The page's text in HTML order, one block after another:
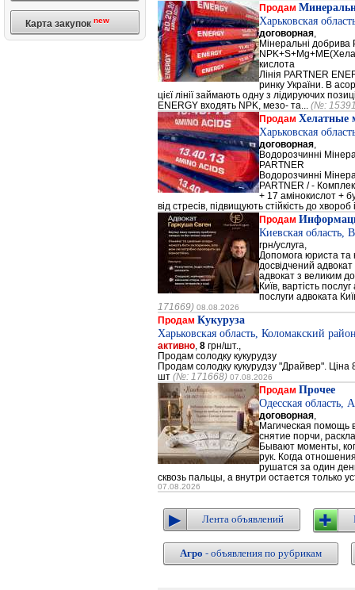
Карта закупок new
Продам
Харьковская
договорная
Мінеральні добрива
кислота
Лінія PARTNER
ринку України. В
цієї лінії займають одну з лідируючих
ENERGY входять NPK, мезо- та... (№:
Продам Хелатные
Харьковская
договорная
Водорозчинні
PARTNER
Водорозчинні
PARTNER / -
+ 17 амінокислот +
від стресів, підвищують стійкість до хвороб
Продам
Киевская область,
грн/услуга,
Допомога юриста та
досвідчений
адвокат з великим
Київ, вартість
послуги адвоката
171669) 08.08.2026
Продам Кукуруза
Харьковская область, Коломакский
активно 8 грн/шт.,
Продам солодку кукурудзу
Продам солодку кукурудзу "Драйвер". Ціна
шт (№: 171668) 07.08.2026
Продам Прочее
Одесская область,
договорная
Магическая помощь
снятие порчи,
Бывают моменты,
рук. Когда
рушатся за один
сквозь пальцы, а внутри остается только
07.08.2026
Лента объявлений
Агро - объявления по рубрикам